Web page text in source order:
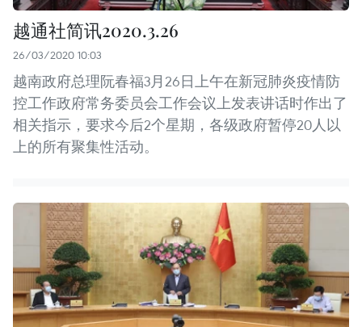
越通社简讯2020.3.26
26/03/2020 10:03
越南政府总理阮春福3月26日上午在新冠肺炎疫情防
控工作政府常务委员会工作会议上发表讲话时作出了
相关指示，要求今后2个星期，各级政府暂停20人以
上的所有聚集性活动。